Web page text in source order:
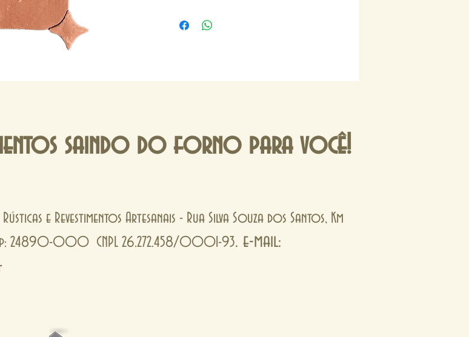
saindo do forno para você!
e Revestimentos Artesanais - Rua Silva Souza dos Santos, Km
24890-000 CNPL 26.272.458/0001-93. e-mail: